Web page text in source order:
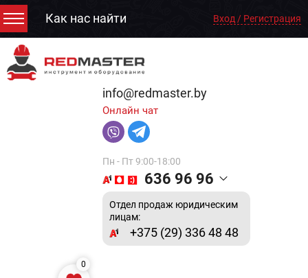
Как нас найти Вход / Регистрация
info@redmaster.by
Онлайн чат
Пн - Пт 9:00-18:00
636 96 96
Отдел продаж юридическим
лицам:
+375 (29) 336 48 48
0